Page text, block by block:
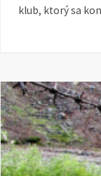
klub, ktorý sa